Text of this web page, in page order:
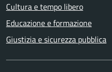
Cultura e tempo libero
Educazione e formazione
Giustizia e sicurezza pubblica